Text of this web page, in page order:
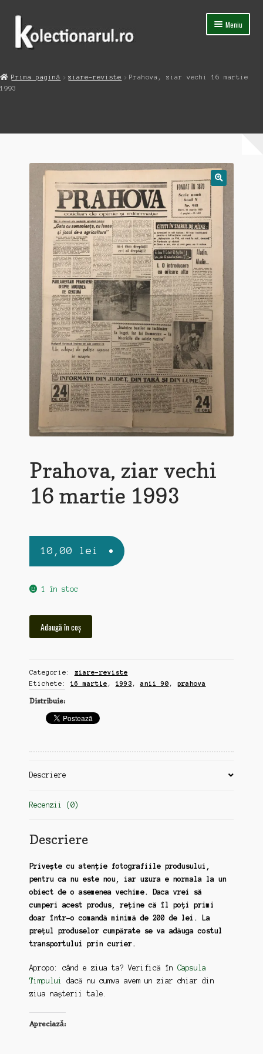
Sari
navigare
Sari
conținut
Meniu
Prima pagină ziare-reviste
Prahova, ziar vechi 16 martie
1993
Prahova, ziar vechi
16 martie 1993
10,00 lei
1 în stoc
Prahova,
16
martie
1993
Adaugă în coș
Categorie: ziare-reviste
Etichete: 16 martie , 1993 ,anii 90 , prahova
Distribuie:
Descriere
Recenzii (0)
Descriere
Privește cu atenție fotografiile produsului,
pentru ca nu este nou, iar uzura e normala la un
obiect de o asemenea vechime. Daca vrei să
cumperi acest produs, reține că îl poți primi
doar într-o comandă minimă de 200 de lei. La
prețul produselor cumpărate se va adăuga costul
transportului prin curier.
Apropo: când e ziua ta? Verifică în Capsula
Timpului
dacă nu cumva avem un ziar chiar din
ziua nașterii tale.
Apreciază: